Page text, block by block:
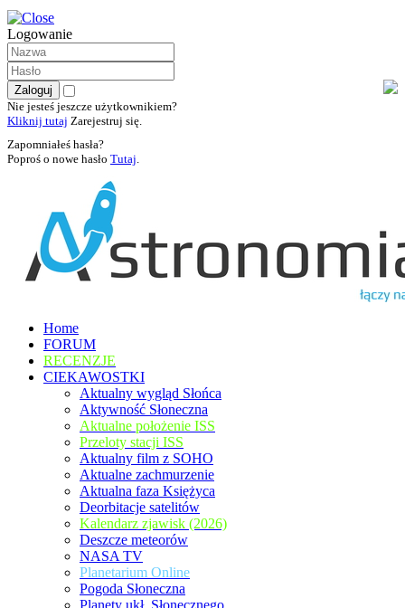
Logowanie
Nie jesteś jeszcze użytkownikiem?
Kliknij tutaj Zarejestruj się.
Zapomniałeś hasła?
Poproś o nowe hasło Tutaj.
Home
FORUM
RECENZJE
CIEKAWOSTKI
Aktualny wygląd Słońca
Aktywność Słoneczna
Aktualne położenie ISS
Przeloty stacji ISS
Aktualny film z SOHO
Aktualne zachmurzenie
Aktualna faza Księżyca
Deorbitacje satelitów
Kalendarz zjawisk (2026)
Deszcze meteorów
NASA TV
Planetarium Online
Pogoda Słoneczna
Planety ukł. Słonecznego